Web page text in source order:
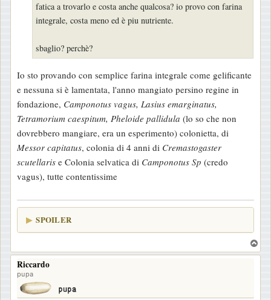
fatica a trovarlo e costa anche qualcosa? io provo con farina
integrale, costa meno ed è piu nutriente.
sbaglio? perchè?
Io sto provando con semplice farina integrale come gelificante
e nessuna si è lamentata, l'anno mangiato persino regine in
fondazione, Camponotus vagus, Lasius emarginatus,
Tetramorium caespitum, Pheloide pallidula (lo so che non
dovrebbero mangiare, era un esperimento) colonietta, di
Messor capitatus, colonia di 4 anni di Cremastogaster
scutellaris e Colonia selvatica di Camponotus Sp (credo
vagus), tutte contentissime
SPOILER
o
Riccardo
pupa